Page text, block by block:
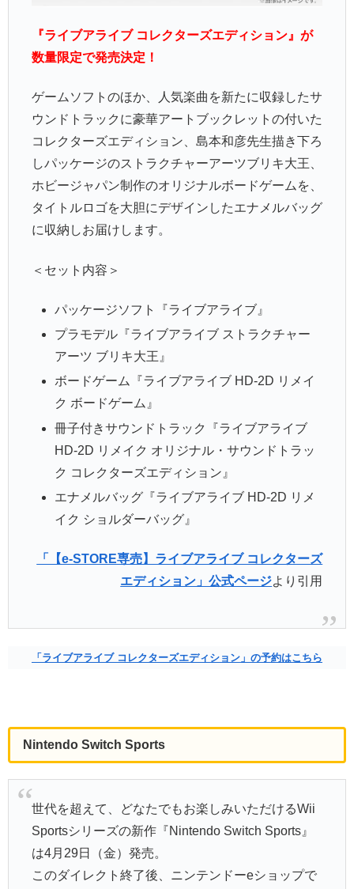
『ライブアライブ コレクターズエディション』が
数量限定で発売決定！
ゲームソフトのほか、人気楽曲を新たに収録したサ
ウンドトラックに豪華アートブックレットの付いた
コレクターズエディション、島本和彦先生描き下ろ
しパッケージのストラクチャーアーツブリキ大王、
ホビージャパン制作のオリジナルボードゲームを、
タイトルロゴを大胆にデザインしたエナメルバッグ
に収納しお届けします。
＜セット内容＞
パッケージソフト『ライブアライブ』
プラモデル『ライブアライブ ストラクチャー
アーツ ブリキ大王』
ボードゲーム『ライブアライブ HD-2D リメイ
ク ボードゲーム』
冊子付きサウンドトラック『ライブアライブ
HD-2D リメイク オリジナル・サウンドトラッ
ク コレクターズエディション』
エナメルバッグ『ライブアライブ HD-2D リメ
イク ショルダーバッグ』
「【e-STORE専売】ライブアライブ コレクターズ
エディション」公式ページより引用
「ライブアライブ コレクターズエディション」の予約はこちら
Nintendo Switch Sports
世代を超えて、どなたでもお楽しみいただけるWii
Sportsシリーズの新作『Nintendo Switch Sports』
は4月29日（金）発売。
このダイレクト終了後、ニンテンドーeショップで